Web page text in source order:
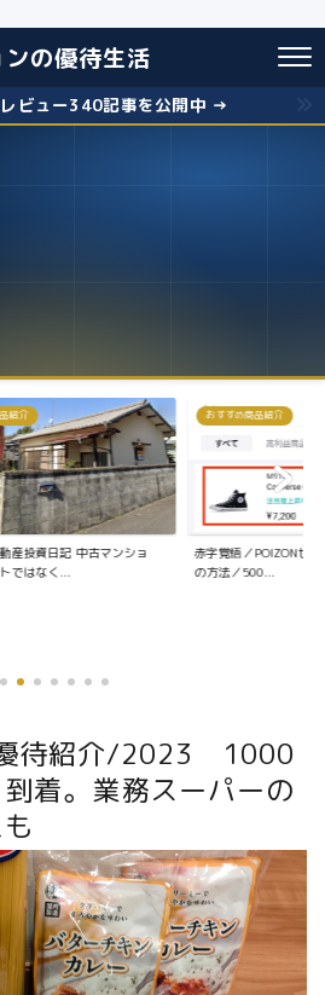
ンの優待生活
ビュー340記事を公開中 →
紹介
せどりの仕入れ〜販売
株主優待
失敗しないクロス取引
お得に株主優...
待紹介/2023 1000
着。業務スーパーの